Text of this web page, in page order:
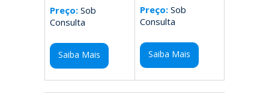
Preço: Sob
Consulta
Saiba Mais
Preço:Sob
Consulta
Saiba Mais